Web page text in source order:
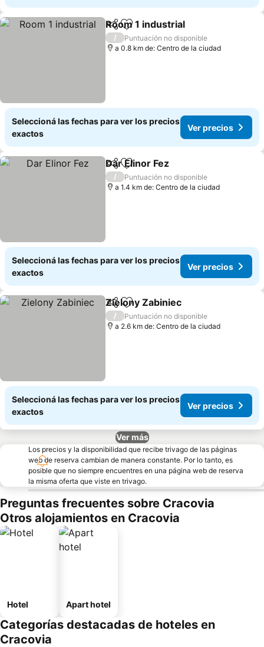
CompartirAñadir a favoritos
Room 1 industrial
/
Puntuación no disponible
a 0.8 km de: Centro de la ciudad
Seleccioná las fechas para ver los precios
exactos
Ver precios
CompartirAñadir a favoritos
Dar Elinor Fez
/
Puntuación no disponible
a 1.4 km de: Centro de la ciudad
Seleccioná las fechas para ver los precios
exactos
Ver precios
CompartirAñadir a favoritos
Zielony Zabiniec
/
Puntuación no disponible
a 2.6 km de: Centro de la ciudad
Seleccioná las fechas para ver los precios
exactos
Ver precios
Ver más
Los precios y la disponibilidad que recibe trivago de las páginas
web de reserva cambian de manera constante. Por lo tanto, es
posible que no siempre encuentres en una página web de reserva
la misma oferta que viste en trivago.
Preguntas frecuentes sobre Cracovia
Otros alojamientos en Cracovia
Hotel Apart hotel
Categorías destacadas de hoteles en
Cracovia